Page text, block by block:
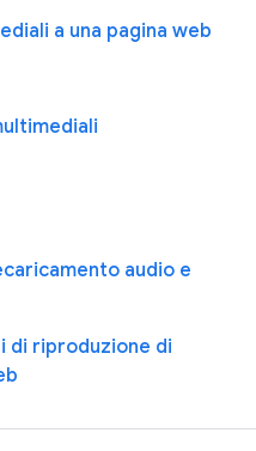
a una pagina web
audio e
di riproduzione di